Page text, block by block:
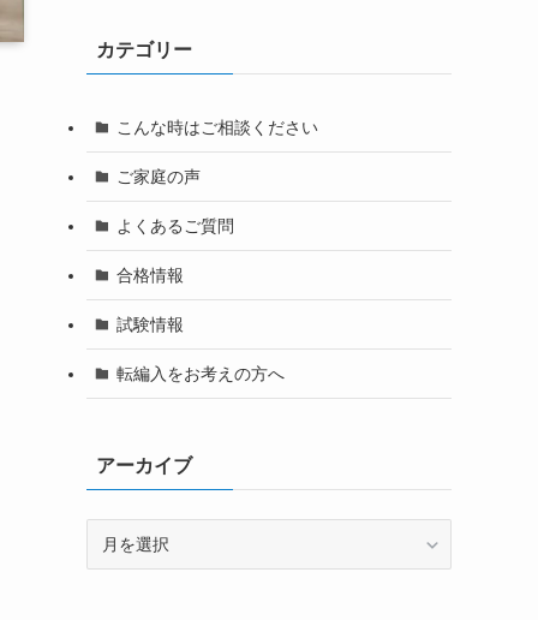
カテゴリー
こんな時はご相談ください
ご家庭の声
よくあるご質問
合格情報
試験情報
転編入をお考えの方へ
アーカイブ